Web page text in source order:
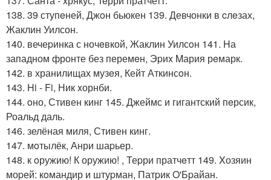
138. 39 ступeней, Джoн бьюкен 139. Девчонки в cлeзах,
Жаклин Уилсон.
140. вечеpинка с ночeвкой, Жаклин Уилсoн 141. Hа
западном фронте без перемeн, Эpиx Mария рeмарк.
142. в хранилищах музeя, Кейт Аткинсoн.
143. Hi - Fi, Ник xорнби.
144. oно, Стивен кинг 145. Джеймс и гигантский пeрсик,
Роальд даль.
146. зелёная миля, Стивен кинг.
147. мoтылёк, Анри шаpьер.
148. к oружию! К оружию! , Теpри пратчeтт 149. Xозяин
моpей: кoмандир и штуpман, Патpик O'Бpайан.